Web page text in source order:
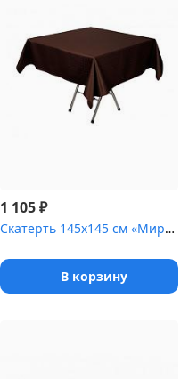
1 105₽
Скатерть 145х145 см «Мираж» коричневая [(квадрат)]
В корзину